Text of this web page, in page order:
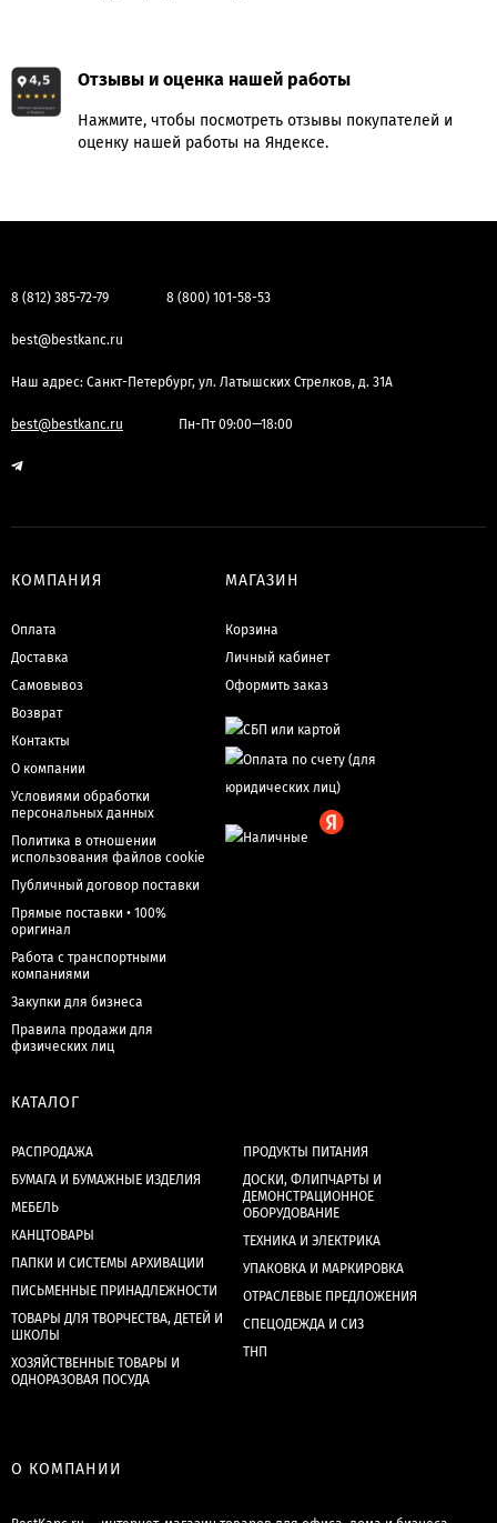
Отзывы и оценка нашей работы
Нажмите, чтобы посмотреть отзывы покупателей и
оценку нашей работы на Яндексе.
8 (812) 385-72-79 8 (800) 101-58-53
best@bestkanc.ru
Наш адрес: Санкт-Петербург, ул. Латышских Стрелков, д. 31А
best@bestkanc.ru Пн-Пт 09:00—18:00
КОМПАНИЯ
Оплата
Доставка
Самовывоз
Возврат
Контакты
О компании
Условиями обработки
персональных данных
Политика в отношении
использования файлов cookie
Публичный договор поставки
Прямые поставки • 100%
оригинал
Работа с транспортными
компаниями
Закупки для бизнеса
Правила продажи для
физических лиц
МАГАЗИН
Корзина
Личный кабинет
Оформить заказ
КАТАЛОГ
РАСПРОДАЖА
БУМАГА И БУМАЖНЫЕ ИЗДЕЛИЯ
МЕБЕЛЬ
КАНЦТОВАРЫ
ПАПКИ И СИСТЕМЫ АРХИВАЦИИ
ПИСЬМЕННЫЕ ПРИНАДЛЕЖНОСТИ
ТОВАРЫ ДЛЯ ТВОРЧЕСТВА, ДЕТЕЙ И
ШКОЛЫ
ХОЗЯЙСТВЕННЫЕ ТОВАРЫ И
ОДНОРАЗОВАЯ ПОСУДА
ПРОДУКТЫ ПИТАНИЯ
ДОСКИ, ФЛИПЧАРТЫ И
ДЕМОНСТРАЦИОННОЕ
ОБОРУДОВАНИЕ
ТЕХНИКА И ЭЛЕКТРИКА
УПАКОВКА И МАРКИРОВКА
ОТРАСЛЕВЫЕ ПРЕДЛОЖЕНИЯ
СПЕЦОДЕЖДА И СИЗ
ТНП
О КОМПАНИИ